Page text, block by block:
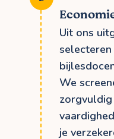
Uit ons
We
je